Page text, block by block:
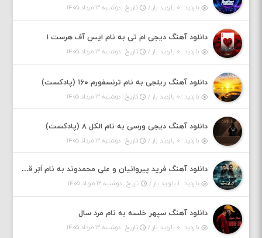
بازدید : ۰ بازدید بار / تاریخ : دوشنبه ۱۲ مرداد ۱۴۰۵
دانلود آهنگ دیجی ام تی به نام ایس آف هرست ۱
بازدید : ۰ بازدید بار / تاریخ : دوشنبه ۱۲ مرداد ۱۴۰۵
دانلود آهنگ ریلجی به نام ترنسفورم ۱۶۰ (پادکست)
بازدید : ۰ بازدید بار / تاریخ : دوشنبه ۱۲ مرداد ۱۴۰۵
دانلود آهنگ دیجی ورسی به نام الکل ۸ (پادکست)
بازدید : ۰ بازدید بار / تاریخ : دوشنبه ۱۲ مرداد ۱۴۰۵
دانلود آهنگ فرید پیروانیان و علی محمدوند به نام اَبَر قدرت
بازدید : ۱ بازدید بار / تاریخ : دوشنبه ۱۲ مرداد ۱۴۰۵
دانلود آهنگ سپهر خلسه به نام مرد سال
بازدید : ۰ بازدید بار / تاریخ : دوشنبه ۱۲ مرداد ۱۴۰۵